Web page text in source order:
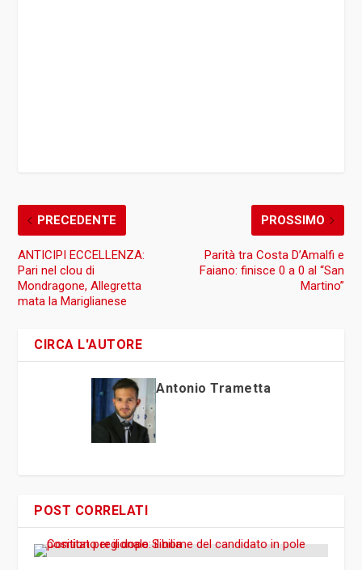
PRECEDENTE
ANTICIPI ECCELLENZA:
Pari nel clou di
Mondragone, Allegretta
mata la Mariglianese
PROSSIMO
Parità tra Costa D’Amalfi e
Faiano: finisce 0 a 0 al “San
Martino”
CIRCA L'AUTORE
Antonio Trametta
POST CORRELATI